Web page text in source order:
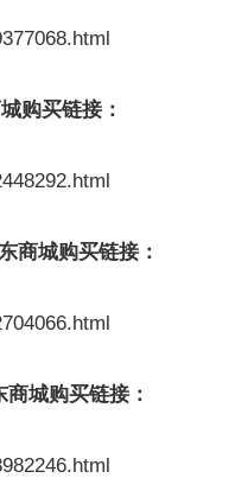
购买链接：
商城购买链接：
商城购买链接：